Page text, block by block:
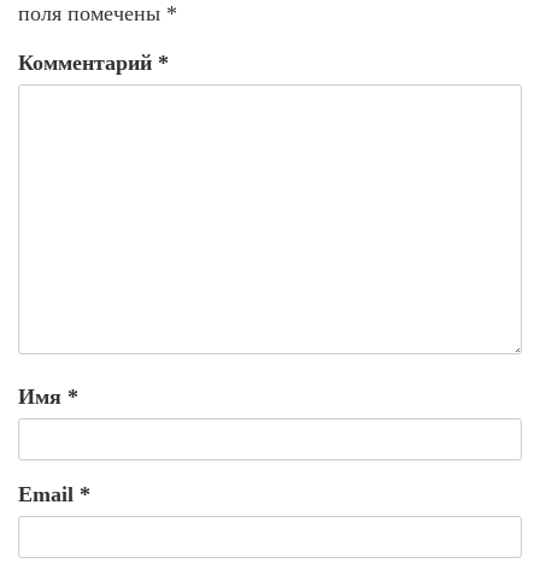
поля помечены *
Комментарий *
Имя *
Email *